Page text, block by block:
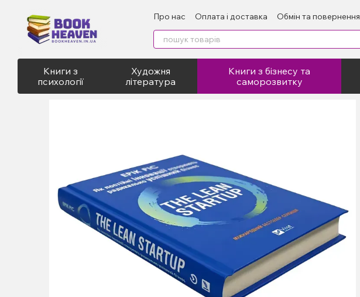
Про нас Оплата і доставка Обмін та повернення
Відгуки про магазин
Публічний договір
Книги з
психології
Художня
література
Книги з бізнесу та
саморозвитку